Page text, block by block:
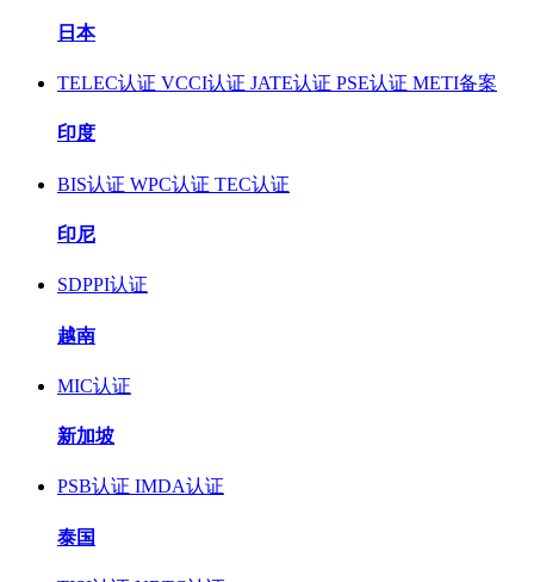
日本
TELEC认证 VCCI认证 JATE认证 PSE认证 METI备案
印度
BIS认证 WPC认证 TEC认证
印尼
SDPPI认证
越南
MIC认证
新加坡
PSB认证 IMDA认证
泰国